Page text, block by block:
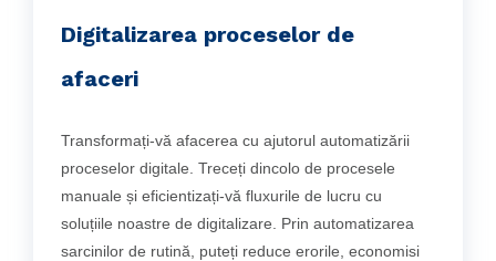
Digitalizarea proceselor de
afaceri
Transformați-vă afacerea cu ajutorul automatizării
proceselor digitale. Treceți dincolo de procesele
manuale și eficientizați-vă fluxurile de lucru cu
soluțiile noastre de digitalizare. Prin automatizarea
sarcinilor de rutină, puteți reduce erorile, economisi